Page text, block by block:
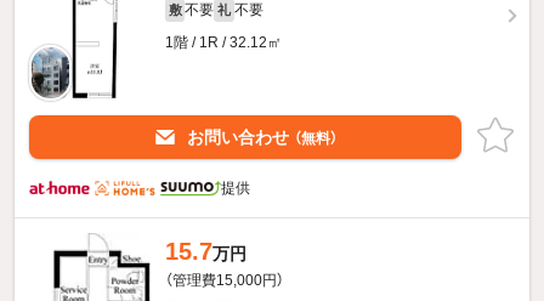
敷 不要 礼 不要
1階 / 1R / 32.12㎡
お問い合わせ （無料）
提供
15.7万円
（管理費15,000円）